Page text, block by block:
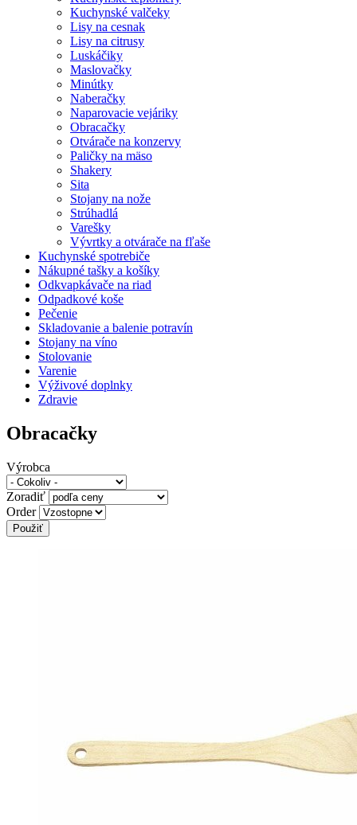
Kuchynské valčeky
Lisy na cesnak
Lisy na citrusy
Luskáčiky
Maslovačky
Minútky
Naberačky
Naparovacie vejáriky
Obracačky
Otvárače na konzervy
Paličky na mäso
Shakery
Sita
Stojany na nože
Strúhadlá
Varešky
Vývrtky a otvárače na fľaše
Kuchynské spotrebiče
Nákupné tašky a košíky
Odkvapkávače na riad
Odpadkové koše
Pečenie
Skladovanie a balenie potravín
Stojany na víno
Stolovanie
Varenie
Výživové doplnky
Zdravie
Obracačky
Výrobca
Zoradiť
Order